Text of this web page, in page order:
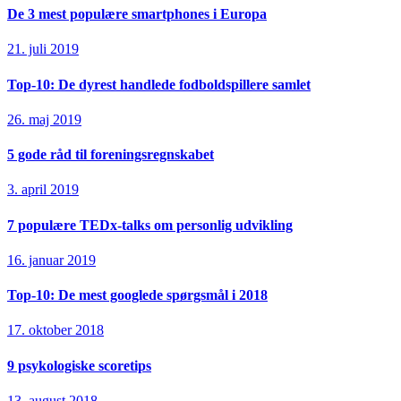
De 3 mest populære smartphones i Europa
21. juli 2019
Top-10: De dyrest handlede fodboldspillere samlet
26. maj 2019
5 gode råd til foreningsregnskabet
3. april 2019
7 populære TEDx-talks om personlig udvikling
16. januar 2019
Top-10: De mest googlede spørgsmål i 2018
17. oktober 2018
9 psykologiske scoretips